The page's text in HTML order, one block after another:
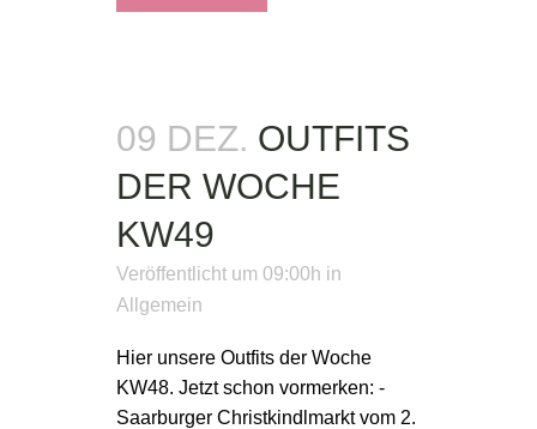
09 DEZ. OUTFITS
DER WOCHE
KW49
Veröffentlicht um 09:00h in
Allgemein
Hier unsere Outfits der Woche
KW48. Jetzt schon vormerken: -
Saarburger Christkindlmarkt vom 2.